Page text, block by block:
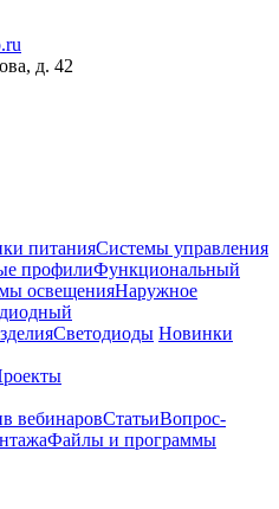
д. 42
питанияСистемы управления
профилиФункциональный
освещенияНаружное
Светодиоды Новинки
вебинаровСтатьиВопрос-
Файлы и программы